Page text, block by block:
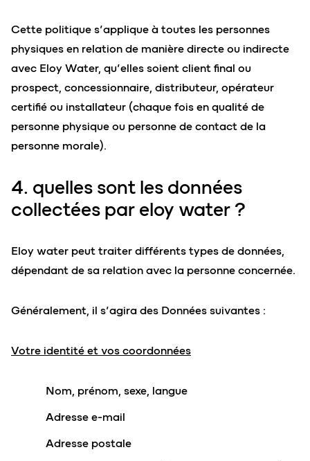
Cette politique s’applique à toutes les personnes
physiques en relation de manière directe ou indirecte
avec Eloy Water, qu’elles soient client final ou
prospect, concessionnaire, distributeur, opérateur
certifié ou installateur (chaque fois en qualité de
personne physique ou personne de contact de la
personne morale).
4. quelles sont les données
collectées par eloy water ?
Eloy water peut traiter différents types de données,
dépendant de sa relation avec la personne concernée.
Généralement, il s’agira des Données suivantes :
Votre identité et vos coordonnées
Nom, prénom, sexe, langue
Adresse e-mail
Adresse postale